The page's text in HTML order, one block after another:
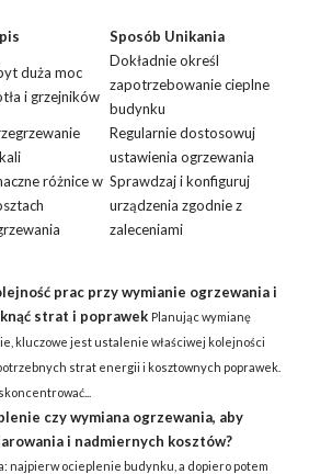
Sposób Unikania
duża moc
i grzejników
Dokładnie określ
zapotrzebowanie cieplne
budynku
Regularnie dostosowuj
ustawienia ogrzewania
różnice w Sprawdzaj i konfiguruj
urządzenia zgodnie z
zaleceniami
prac przy wymianie ogrzewania i
strat i poprawek Planując wymianę
kluczowe jest ustalenie właściwej kolejności
strat energii i kosztownych poprawek.
czy wymiana ogrzewania, aby
i nadmiernych kosztów?
najpierw ocieplenie budynku, a dopiero potem